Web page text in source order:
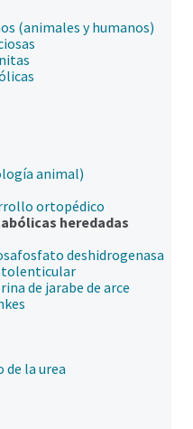
(animales y humanos)
animal)
ortopédico
heredadas
deshidrogenasa
de jarabe de arce
la urea